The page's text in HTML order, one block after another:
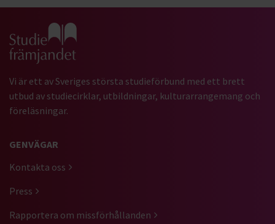
Gå till studiefrämjandets startsida
Vi är ett av Sveriges största studieförbund med ett brett
utbud av studiecirklar, utbildningar, kulturarrangemang och
föreläsningar.
GENVÄGAR
Kontakta oss
Press
Rapportera om missförhållanden